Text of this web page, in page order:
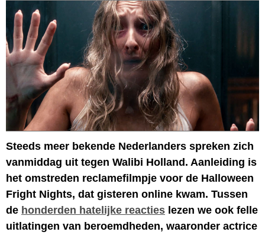
Steeds meer bekende Nederlanders spreken zich
vanmiddag uit tegen Walibi Holland. Aanleiding is
het omstreden reclamefilmpje voor de Halloween
Fright Nights, dat gisteren online kwam. Tussen
de honderden hatelijke reacties lezen we ook felle
uitlatingen van beroemdheden, waaronder actrice